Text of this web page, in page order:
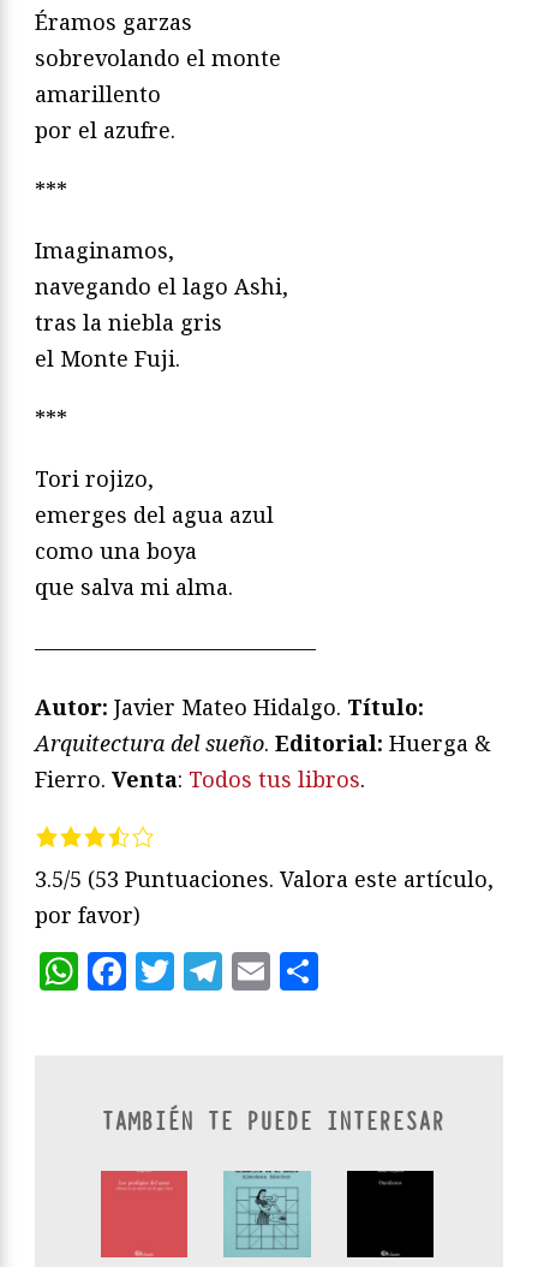
Éramos garzas
sobrevolando el monte
amarillento
por el azufre.
***
Imaginamos,
navegando el lago Ashi,
tras la niebla gris
el Monte Fuji.
***
Tori rojizo,
emerges del agua azul
como una boya
que salva mi alma.
—————————————
Autor: Javier Mateo Hidalgo. Título:
Arquitectura del sueño. Editorial: Huerga &
Fierro. Venta: Todos tus libros.
3.5/5 (53 Puntuaciones. Valora este artículo,
por favor)
WhatsApp
Facebook
Twitter
Telegram
Email
TAMBIÉN TE PUEDE INTERESAR